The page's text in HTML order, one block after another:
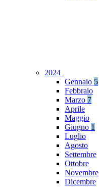
2024
Gennaio 5
Febbraio
Marzo 7
Aprile
Maggio
Giugno 1
Luglio
Agosto
Settembre
Ottobre
Novembre
Dicembre